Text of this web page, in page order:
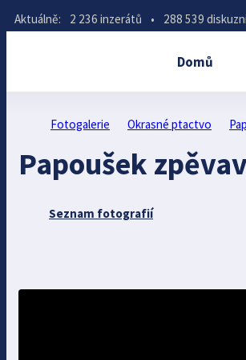
Aktuálně: 2 236 inzerátů • 288 539
Domů
Fotogalerie Okrasné ptactvo
Papoušek
Seznam fotografií